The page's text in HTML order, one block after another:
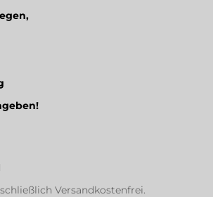
Versandkostenfrei.